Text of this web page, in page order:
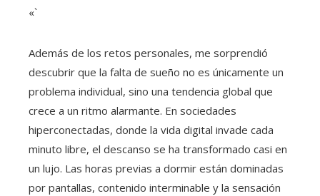
«`
Además de los retos personales, me sorprendió
descubrir que la falta de sueño no es únicamente un
problema individual, sino una tendencia global que
crece a un ritmo alarmante. En sociedades
hiperconectadas, donde la vida digital invade cada
minuto libre, el descanso se ha transformado casi en
un lujo. Las horas previas a dormir están dominadas
por pantallas, contenido interminable y la sensación